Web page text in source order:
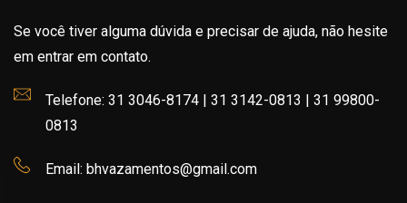
Se você tiver alguma dúvida e precisar de ajuda, não hesite
em entrar em contato.
Telefone: 31 3046-8174 | 31 3142-0813 | 31 99800-
0813
Email: bhvazamentos@gmail.com